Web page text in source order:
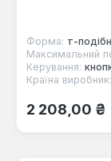
Форма: т-
Максимальний
Керування:
Країна виробник:
Звичайна
2 208,00 ₴